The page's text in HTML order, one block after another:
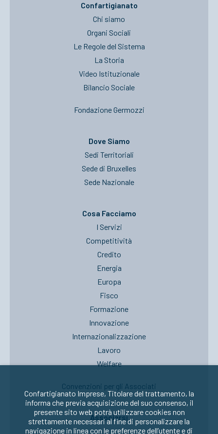
Confartigianato
Chi siamo
Organi Sociali
Le Regole del Sistema
La Storia
Video Istituzionale
Bilancio Sociale
Fondazione Germozzi
Dove Siamo
Sedi Territoriali
Sede di Bruxelles
Sede Nazionale
Cosa Facciamo
I Servizi
Competitività
Credito
Energia
Europa
Fisco
Formazione
Innovazione
Internazionalizzazione
Lavoro
Welfare
Convenzioni per gli Associati
Associarsi
Confartigianato Imprese, Titolare del trattamento, la
informa che previa acquisizione del suo consenso, il
presente sito web potrà utilizzare cookies non
strettamente necessari al fine di personalizzare la
navigazione in linea con le preferenze dell’utente e di